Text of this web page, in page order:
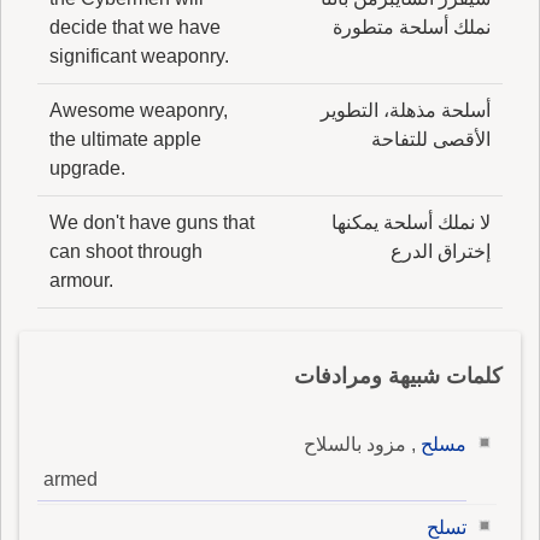
في أَوله إِنما هو حرف لين، وحرف اللين لا يكو
للإِلحاق، إِنما جيءَ به بمعنى، وهو امتداد الصوت به،
وهذا حديث غير حدي الإِلحاق، أَلا ترى أَنك إِنما تقابل
بالمُلْحَق الأَصلَ، وباب المدّ إِنما ه الزيادة أَبداً؟
فالأَمران على ما ترى في البعد غايتان.
نملك أسلحة متطورة
decide that we have
significant weaponry.
أسلحة مذهلة، التطوير
الأقصى للتفاحة
Awesome weaponry,
the ultimate apple
upgrade.
لا نملك أسلحة يمكنها
إختراق الدرع
We don't have guns that
can shoot through
armour.
كلمات شبيهة ومرادفات
مسلح , مزود بالسلاح
armed
تسلح